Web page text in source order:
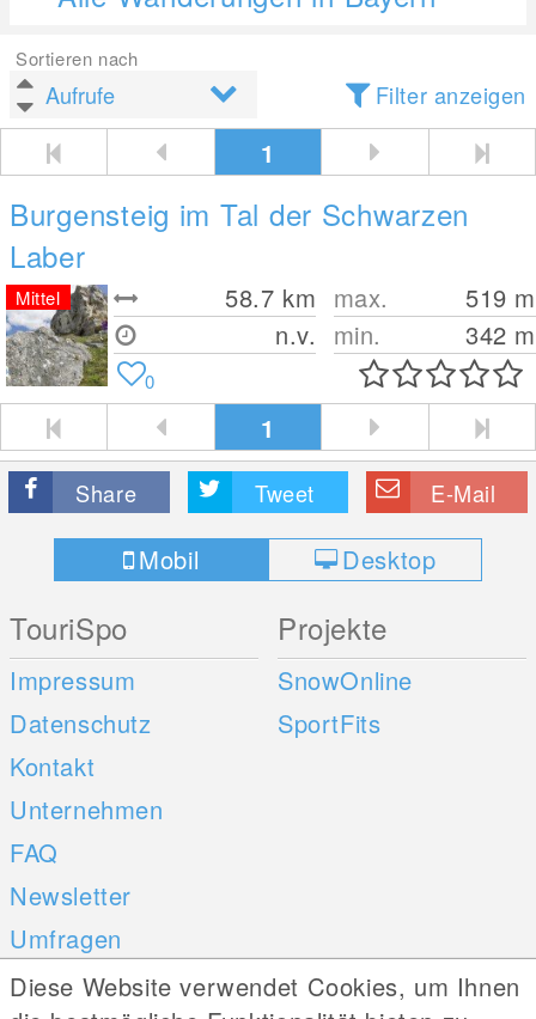
Sortieren nach
Filter anzeigen
1
Burgensteig im Tal der Schwarzen
Laber
58.7 km
n.v.
max. 519 m
min.
342 m
Mittel
0
1
Share Tweet E-Mail
Mobil Desktop
TouriSpo
Impressum
Datenschutz
Kontakt
Unternehmen
FAQ
Newsletter
Umfragen
Projekte
SnowOnline
SportFits
Mobile Apps Social Web
Diese Website verwendet Cookies, um Ihnen